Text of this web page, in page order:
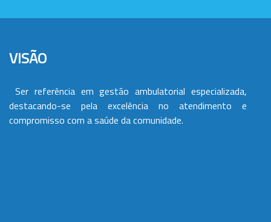
VISÃO
Ser referência em gestão ambulatorial especializada,
destacando-se pela excelência no atendimento e
compromisso com a saúde da comunidade.